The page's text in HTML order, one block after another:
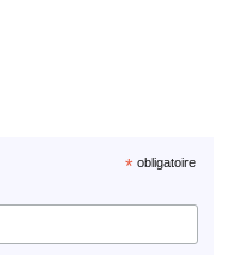
*obligatoire